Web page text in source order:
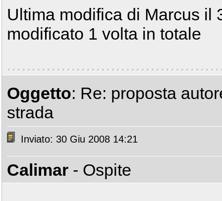
Ultima modifica di Marcus il
modificato 1 volta in totale
Oggetto: Re: proposta
strada
Inviato: 30 Giu 2008 14:21
Calimar - Ospite